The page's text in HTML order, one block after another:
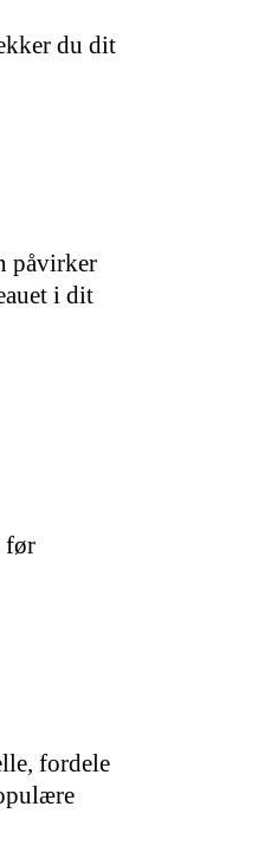
du dit
påvirker
i dit
før
fordele